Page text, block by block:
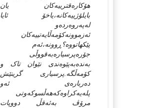
هۆکاره‌قترییه‌کان یان
بایلۆژییه‌کانه‌،یاخۆ ئایا
له‌په‌روه‌رده‌و
ئه‌زموونه‌کۆمه‌ڵایه‌تییه‌کان
پێکهاتووه‌؟ڕوونه‌،ئه‌م
جۆره‌پرسیاره‌به‌قووڵی
به‌نده‌به‌پێوه‌ندی نێوان تاک و
کۆمه‌ڵگه‌.پرسیاری گرینێش
ده‌رباره‌ی ئه‌و
پله‌یه‌کراوه‌که‌هه‌ڵسوکه‌وتی
مرۆڤ به‌ئه‌قڵ دووپات